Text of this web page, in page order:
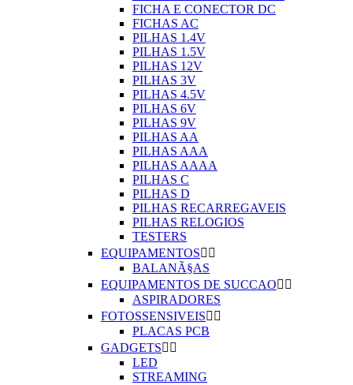
FICHA E CONECTOR DC
FICHAS AC
PILHAS 1.4V
PILHAS 1.5V
PILHAS 12V
PILHAS 3V
PILHAS 4.5V
PILHAS 6V
PILHAS 9V
PILHAS AA
PILHAS AAA
PILHAS AAAA
PILHAS C
PILHAS D
PILHAS RECARREGAVEIS
PILHAS RELOGIOS
TESTERS
EQUIPAMENTOS 
BALANÃ§AS
EQUIPAMENTOS DE SUCCAO 
ASPIRADORES
FOTOSSENSIVEIS 
PLACAS PCB
GADGETS 
LED
STREAMING